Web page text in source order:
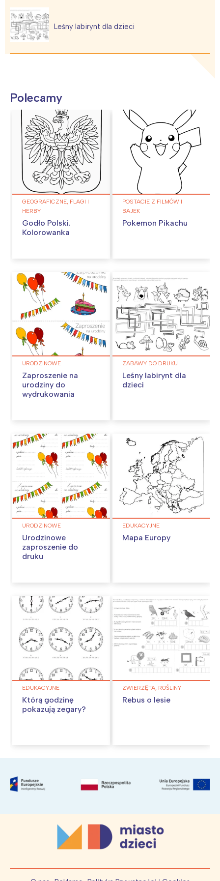
Leśny labirynt dla dzieci
Polecamy
GEOGRAFICZNE, FLAGI I
HERBY
Godło Polski.
Kolorowanka
POSTACIE Z FILMÓW I
BAJEK
Pokemon Pikachu
URODZINOWE
Zaproszenie na
urodziny do
wydrukowania
ZABAWY DO DRUKU
Leśny labirynt dla
dzieci
URODZINOWE
Urodzinowe
zaproszenie do
druku
EDUKACYJNE
Mapa Europy
EDUKACYJNE
Którą godzinę
pokazują zegary?
ZWIERZĘTA, ROŚLINY
Rebus o lesie